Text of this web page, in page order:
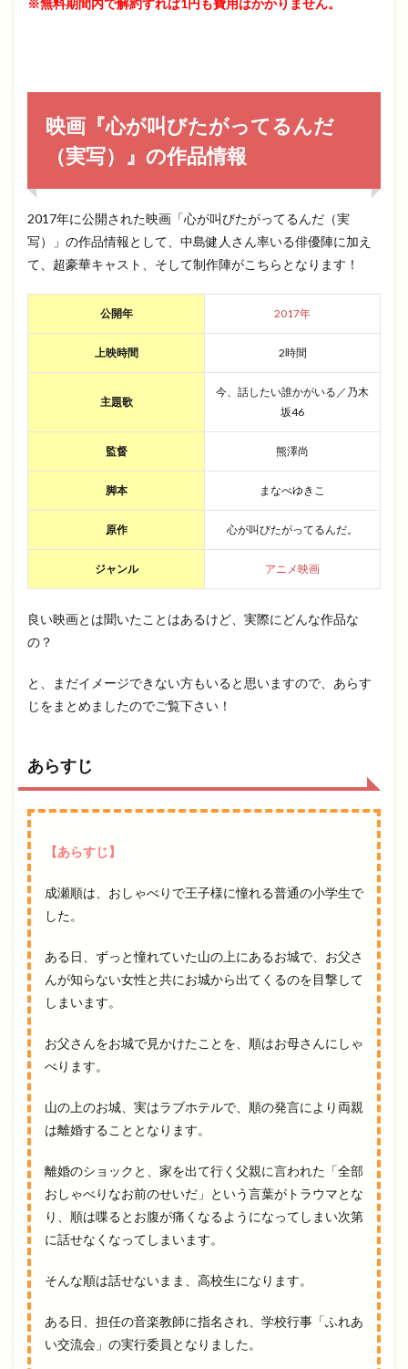
映画『心が叫びたがってるんだ
（実写）』の作品情報
2017年に公開された映画「心が叫びたがってるんだ（実
写）」の作品情報として、中島健人さん率いる俳優陣に加え
て、超豪華キャスト、そして制作陣がこちらとなります！
公開年 2017年
上映時間 2時間
主題歌
今、話したい誰かがいる／乃木
坂46
監督 熊澤尚
脚本 まなべゆきこ
原作 心が叫びたがってるんだ。
ジャンル アニメ映画
良い映画とは聞いたことはあるけど、実際にどんな作品な
の？
と、まだイメージできない方もいると思いますので、あらす
じをまとめましたのでご覧下さい！
あらすじ
【あらすじ】
成瀬順は、おしゃべりで王子様に憧れる普通の小学生で
した。
ある日、ずっと憧れていた山の上にあるお城で、お父さ
んが知らない女性と共にお城から出てくるのを目撃して
しまいます。
お父さんをお城で見かけたことを、順はお母さんにしゃ
べります。
山の上のお城、実はラブホテルで、順の発言により両親
は離婚することとなります。
離婚のショックと、家を出て行く父親に言われた「全部
おしゃべりなお前のせいだ」という言葉がトラウマとな
り、順は喋るとお腹が痛くなるようになってしまい次第
に話せなくなってしまいます。
そんな順は話せないまま、高校生になります。
ある日、担任の音楽教師に指名され、学校行事「ふれあ
い交流会」の実行委員となりました。